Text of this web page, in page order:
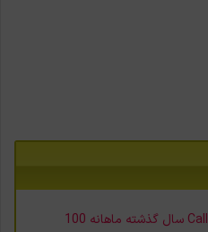
بازی Call of Duty: Warzone سال گذشته ماهانه 100